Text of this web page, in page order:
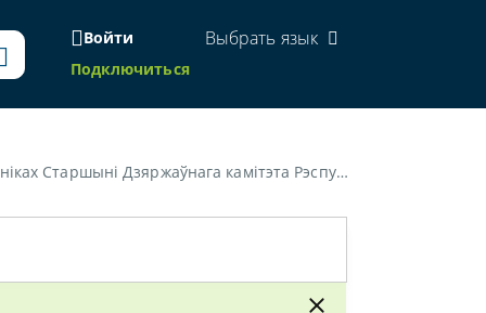
Войти
Подключиться
Выбрать язык
Рэспублiкi Беларусь па тэлебачанню i радыёвяшчанню»